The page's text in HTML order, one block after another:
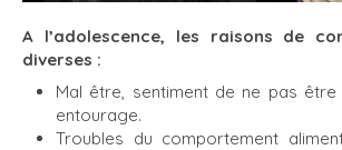
A l’adolescence, les raisons de
diverses :
Mal être, sentiment de ne pas
entourage.
Troubles du comportement